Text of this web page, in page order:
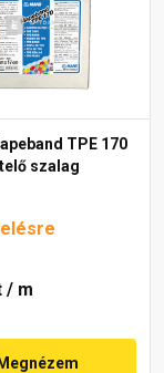
TPE 170
szalag
/ m
Megnézem